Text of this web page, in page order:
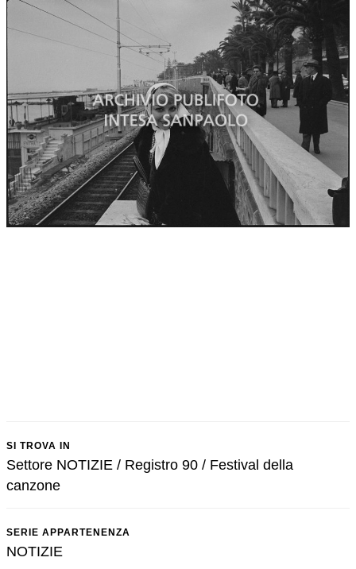
SI TROVA IN
Settore NOTIZIE / Registro 90 / Festival della
canzone
SERIE APPARTENENZA
NOTIZIE